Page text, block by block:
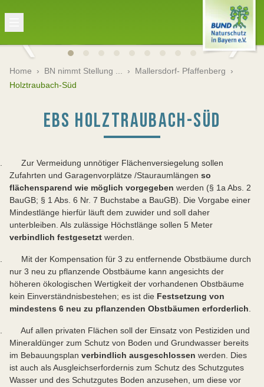
Home › BN nimmt Stellung ... › Mallersdorf- Pfaffenberg ›
Holztraubach-Süd
EBS HOLZTRAUBACH-SÜD
Zur Vermeidung unnötiger Flächenversiegelung sollen
Zufahrten und Garagenvorplätze /Stauraumlängen so
flächensparend wie möglich vorgegeben werden (§ 1a Abs. 2
BauGB; § 1 Abs. 6 Nr. 7 Buchstabe a BauGB). Die Vorgabe einer
Mindestlänge hierfür läuft dem zuwider und soll daher
unterbleiben. Als zulässige Höchstlänge sollen 5 Meter
verbindlich festgesetzt werden.
Mit der Kompensation für 3 zu entfernende Obstbäume durch
nur 3 neu zu pflanzende Obstbäume kann angesichts der
höheren ökologischen Wertigkeit der vorhandenen Obstbäume
kein Einverständnisbestehen; es ist die Festsetzung von
mindestens 6 neu zu pflanzenden Obstbäumen erforderlich
Auf allen privaten Flächen soll der Einsatz von Pestiziden und
Mineraldünger zum Schutz von Boden und Grundwasser bereits
im Bebauungsplan verbindlich ausgeschlossen werden. Dies
ist auch als Ausgleichserfordernis zum Schutz des Schutzgutes
Wasser und des Schutzgutes Boden anzusehen, um diese vor